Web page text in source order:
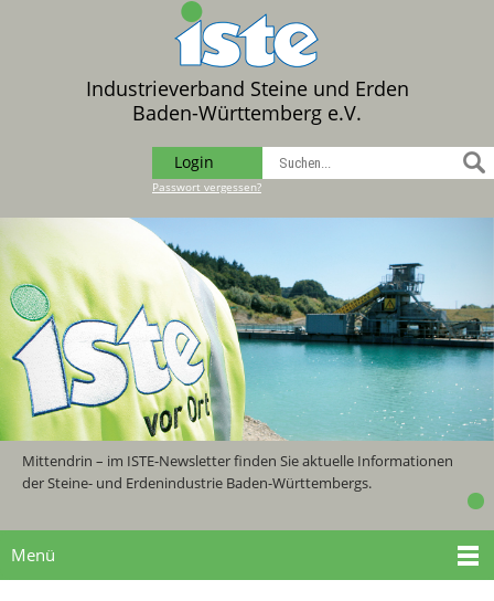
Industrieverband Steine und Erden
Baden-Württemberg e.V.
Login
Passwort vergessen?
Mittendrin – im ISTE-Newsletter finden Sie aktuelle Informationen
der Steine- und Erdenindustrie Baden-Württembergs.
Menü